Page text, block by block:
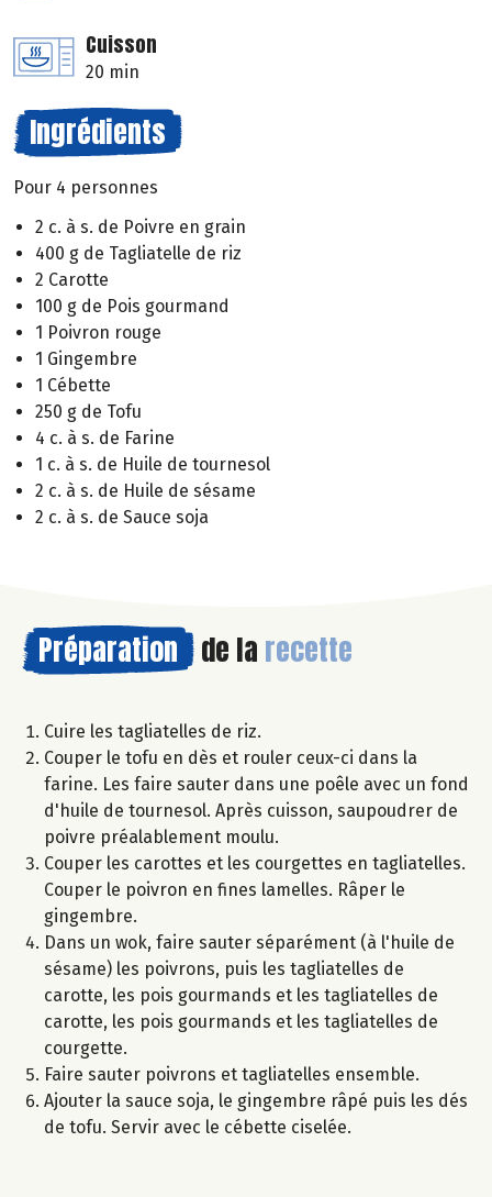
Cuisson
20 min
Ingrédients
Pour 4 personnes
2 c. à s. de Poivre en grain
400 g de Tagliatelle de riz
2 Carotte
100 g de Pois gourmand
1 Poivron rouge
1 Gingembre
1 Cébette
250 g de Tofu
4 c. à s. de Farine
1 c. à s. de Huile de tournesol
2 c. à s. de Huile de sésame
2 c. à s. de Sauce soja
Préparation de la recette
Cuire les tagliatelles de riz.
Couper le tofu en dès et rouler ceux-ci dans la
farine. Les faire sauter dans une poêle avec un fond
d'huile de tournesol. Après cuisson, saupoudrer de
poivre préalablement moulu.
Couper les carottes et les courgettes en tagliatelles.
Couper le poivron en fines lamelles. Râper le
gingembre.
Dans un wok, faire sauter séparément (à l'huile de
sésame) les poivrons, puis les tagliatelles de
carotte, les pois gourmands et les tagliatelles de
carotte, les pois gourmands et les tagliatelles de
courgette.
Faire sauter poivrons et tagliatelles ensemble.
Ajouter la sauce soja, le gingembre râpé puis les dés
de tofu. Servir avec le cébette ciselée.